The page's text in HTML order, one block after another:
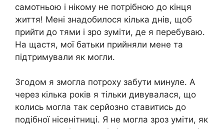
самотньою і нікому не потрібною до кінця
життя! Мені знадобилося кілька днів, щоб
прийти до тями і зро зуміти, де я перебуваю.
На щастя, мої батьки прийняли мене та
підтримували як могли.
Згодом я змогла потроху забути минуле. А
через кілька років я тільки дивувалася, що
колись могла так серйозно ставитись до
подібної нісенітниці. Я не могла зроз уміти, як